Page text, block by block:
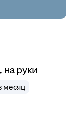
на руки
месяц